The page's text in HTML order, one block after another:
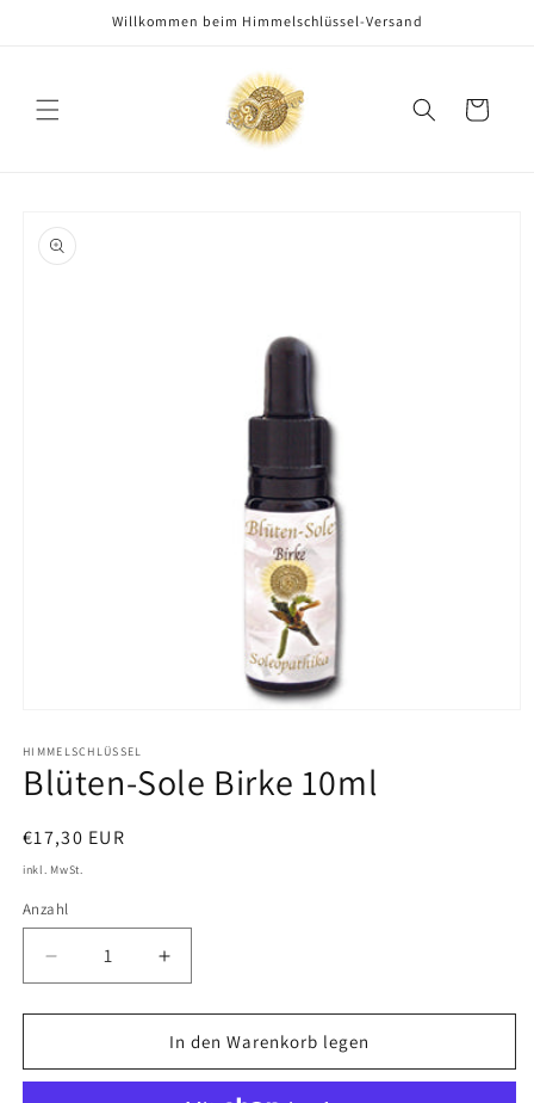
Willkommen beim Himmelschlüssel-Versand
Warenkorb
in
Modal
öffnen
HIMMELSCHLÜSSEL
Blüten-Sole Birke 10ml
Normaler
Preis
€17,30 EUR
inkl. MwSt.
Anzahl
Verringere
die
Menge
Blüten-
Erhöhe
die
Menge
für
Blüten-
In den Warenkorb legen